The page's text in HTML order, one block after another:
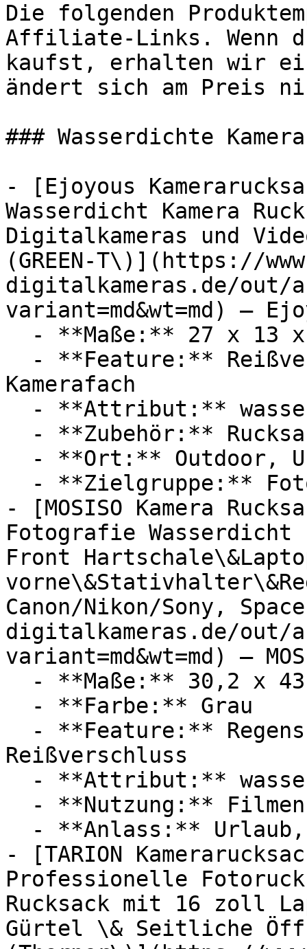
Die folgenden
Affiliate-Links. Wenn
kaufst, erhalten wir
ändert sich am Preis
### Wasserdichte
- [Ejoyous
Wasserdicht Kamera
Digitalkameras und
(GREEN-T\)](https://
digitalkameras.de/out/
variant=md&wt=md) —
Kamerafach
- [MOSISO Kamera
Fotografie Wasserdicht
Front
Canon/Nikon/Sony,
digitalkameras.de/out/
variant=md&wt=md) —
Reißverschluss
- [TARION
Professionelle
Rucksack mit 16 zoll
Gürtel \& Seitliche